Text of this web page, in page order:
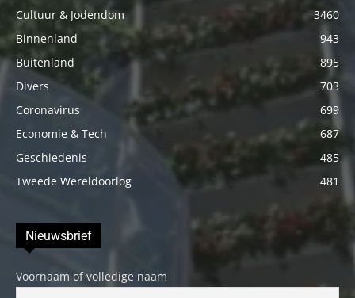
Cultuur & Jodendom
3460
Binnenland
943
Buitenland
895
Divers
703
Coronavirus
699
Economie & Tech
687
Geschiedenis
485
Tweede Wereldoorlog
481
Nieuwsbrief
Voornaam of volledige naam